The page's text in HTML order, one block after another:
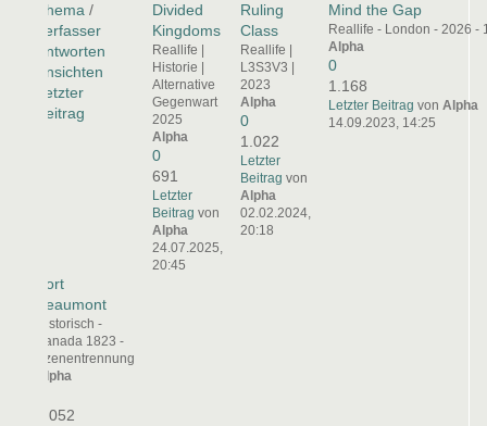
Thema /
Verfasser
Antworten
Ansichten
Letzter
Beitrag
Divided
Kingdoms
Reallife |
Historie |
Alternative
Gegenwart
2025
Alpha
0
691
Letzter
Beitrag von
Alpha
24.07.2025,
20:45
Ruling
Class
Reallife |
L3S3V3 |
2023
Alpha
0
1.022
Letzter
Beitrag von
Alpha
02.02.2024,
20:18
Mind the Gap
Reallife - London - 2026 -
Alpha
0
1.168
Letzter Beitrag von Alpha
14.09.2023, 14:25
Fort
Beaumont
Historisch -
Kanada 1823 -
Szenentrennung
Alpha
1.052